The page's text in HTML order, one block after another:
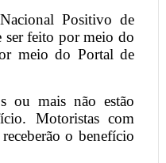
Positivo de
ser feito por meio do
meio do Portal de
ou mais não estão
Motoristas com
o benefício